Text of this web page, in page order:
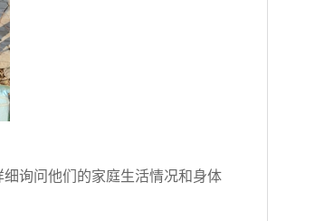
询问他们的家庭生活情况和身体